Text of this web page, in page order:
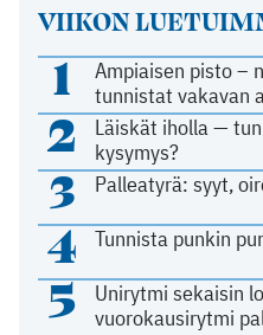
VIIKON
1
Ampiaisen pisto –
tunnistat vakavan
2
Läiskät iholla —
kysymys?
3 Palleatyrä: syyt,
4 Tunnista punkin
5
Unirytmi sekaisin
vuorokausirytmi